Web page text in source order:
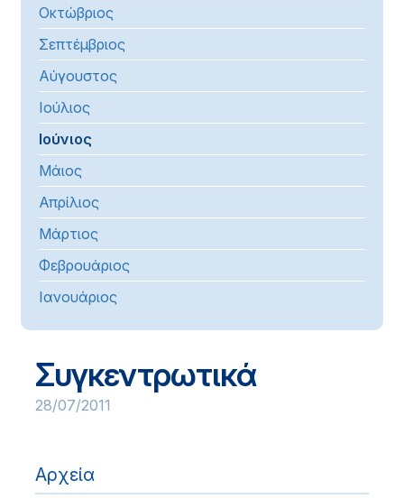
Οκτώβριος
Σεπτέμβριος
Αύγουστος
Ιούλιος
Ιούνιος
Μάιος
Απρίλιος
Μάρτιος
Φεβρουάριος
Ιανουάριος
Συγκεντρωτικά
28/07/2011
Αρχεία